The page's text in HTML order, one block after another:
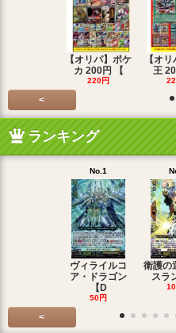
【オリパ】ポケ
カ 200円 【
220円
【オ
王
<
ランキング
No.1
ヴィライルコ
ア・ドラゴン
【D
50円
衛護の
スラ
<